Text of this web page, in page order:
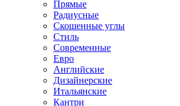
Прямые
Радиусные
Скошенные углы
Стиль
Современные
Евро
Английские
Дизайнерские
Итальянские
Кантри